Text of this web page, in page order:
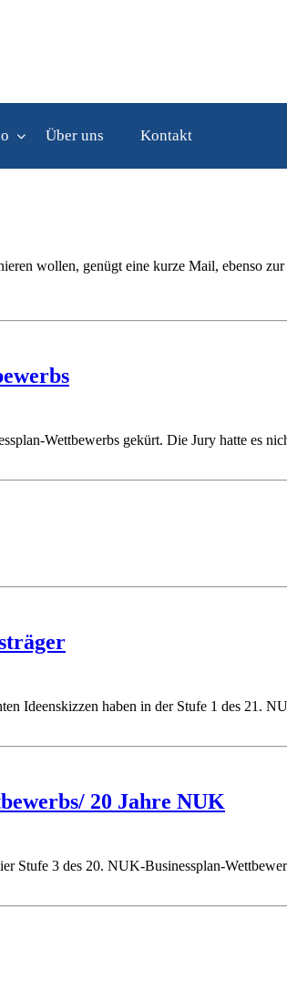
Über uns Kontakt
wollen, genügt eine kurze Mail, ebenso
Wettbewerbs gekürt. Die Jury hatte es
Ideenskizzen haben in der Stufe 1 des 21.
20 Jahre NUK
Stufe 3 des 20. NUK-Businessplan-